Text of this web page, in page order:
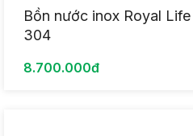
Bồn nước inox Royal
304
8.700.000đ